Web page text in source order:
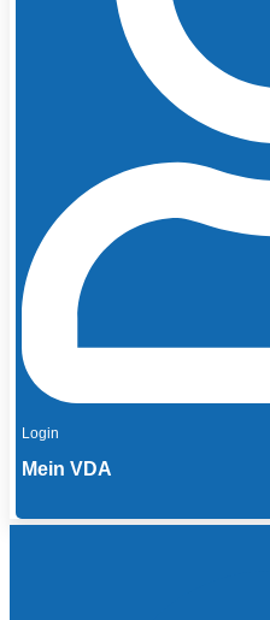
Login
Mein VDA